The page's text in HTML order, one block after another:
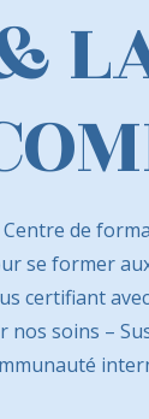
Centre de
se former
certifiant
nos soins –